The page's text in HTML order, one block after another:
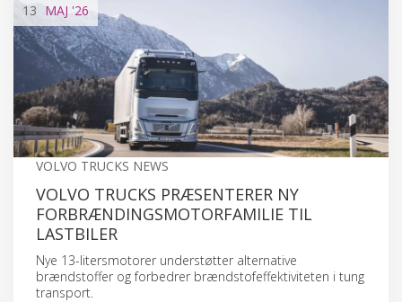
13 MAJ '26
VOLVO TRUCKS NEWS
VOLVO TRUCKS PRÆSENTERER NY
FORBRÆNDINGSMOTORFAMILIE TIL
LASTBILER
Nye 13-litersmotorer understøtter alternative
brændstoffer og forbedrer brændstofeffektiviteten i tung
transport.